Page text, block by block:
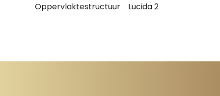
Oppervlaktestructuur
Lucida 2